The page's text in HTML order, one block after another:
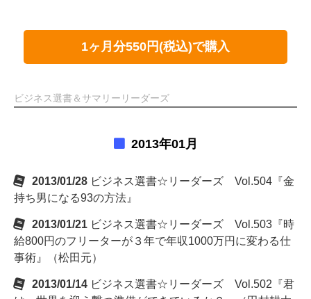
1ヶ月分550円(税込)で購入
ビジネス選書＆サマリーリーダーズ
2013年01月
2013/01/28 ビジネス選書☆リーダーズ Vol.504『金
持ち男になる93の方法』
2013/01/21 ビジネス選書☆リーダーズ Vol.503『時
給800円のフリーターが３年で年収1000万円に変わる仕
事術』（松田元）
2013/01/14 ビジネス選書☆リーダーズ Vol.502『君